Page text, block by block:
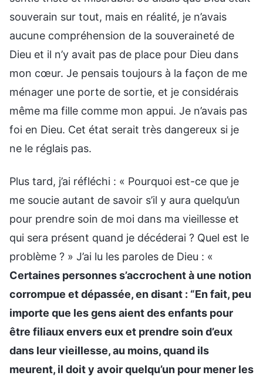
souverain sur tout, mais en réalité, je n’avais
aucune compréhension de la souveraineté de
Dieu et il n’y avait pas de place pour Dieu dans
mon cœur. Je pensais toujours à la façon de me
ménager une porte de sortie, et je considérais
même ma fille comme mon appui. Je n’avais pas
foi en Dieu. Cet état serait très dangereux si je
ne le réglais pas.
Plus tard, j’ai réfléchi : « Pourquoi est-ce que je
me soucie autant de savoir s’il y aura quelqu’un
pour prendre soin de moi dans ma vieillesse et
qui sera présent quand je décéderai ? Quel est le
problème ? » J’ai lu les paroles de Dieu : «
Certaines personnes s’accrochent à une notion
corrompue et dépassée, en disant : “En fait, peu
importe que les gens aient des enfants pour
être filiaux envers eux et prendre soin d’eux
dans leur vieillesse, au moins, quand ils
meurent, il doit y avoir quelqu’un pour mener les